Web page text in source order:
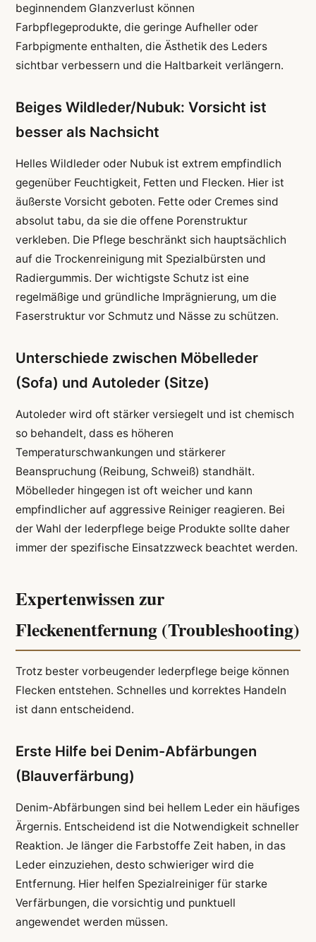
beginnendem Glanzverlust können
Farbpflegeprodukte, die geringe Aufheller oder
Farbpigmente enthalten, die Ästhetik des Leders
sichtbar verbessern und die Haltbarkeit verlängern.
Beiges Wildleder/Nubuk: Vorsicht ist
besser als Nachsicht
Helles Wildleder oder Nubuk ist extrem empfindlich
gegenüber Feuchtigkeit, Fetten und Flecken. Hier ist
äußerste Vorsicht geboten. Fette oder Cremes sind
absolut tabu, da sie die offene Porenstruktur
verkleben. Die Pflege beschränkt sich hauptsächlich
auf die Trockenreinigung mit Spezialbürsten und
Radiergummis. Der wichtigste Schutz ist eine
regelmäßige und gründliche Imprägnierung, um die
Faserstruktur vor Schmutz und Nässe zu schützen.
Unterschiede zwischen Möbelleder
(Sofa) und Autoleder (Sitze)
Autoleder wird oft stärker versiegelt und ist chemisch
so behandelt, dass es höheren
Temperaturschwankungen und stärkerer
Beanspruchung (Reibung, Schweiß) standhält.
Möbelleder hingegen ist oft weicher und kann
empfindlicher auf aggressive Reiniger reagieren. Bei
der Wahl der lederpflege beige Produkte sollte daher
immer der spezifische Einsatzzweck beachtet werden.
Expertenwissen zur
Fleckenentfernung (Troubleshooting)
Trotz bester vorbeugender lederpflege beige können
Flecken entstehen. Schnelles und korrektes Handeln
ist dann entscheidend.
Erste Hilfe bei Denim-Abfärbungen
(Blauverfärbung)
Denim-Abfärbungen sind bei hellem Leder ein häufiges
Ärgernis. Entscheidend ist die Notwendigkeit schneller
Reaktion. Je länger die Farbstoffe Zeit haben, in das
Leder einzuziehen, desto schwieriger wird die
Entfernung. Hier helfen Spezialreiniger für starke
Verfärbungen, die vorsichtig und punktuell
angewendet werden müssen.